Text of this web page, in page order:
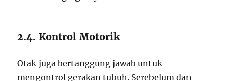
2.4. Kontrol Motorik
Otak juga bertanggung jawab untuk
mengontrol gerakan tubuh. Serebelum dan